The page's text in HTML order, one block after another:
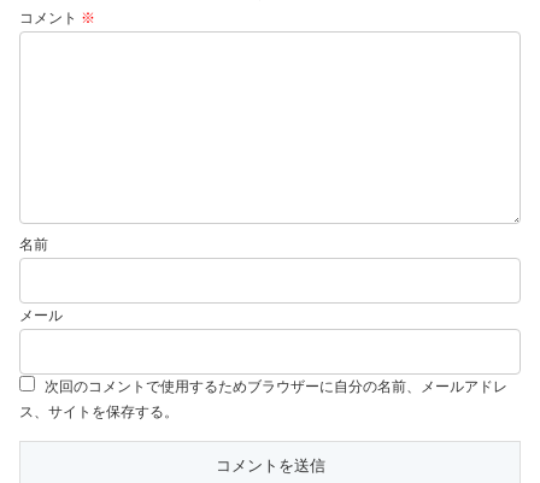
コメント ※
名前
メール
次回のコメントで使用するためブラウザーに自分の名前、メールアドレ
ス、サイトを保存する。